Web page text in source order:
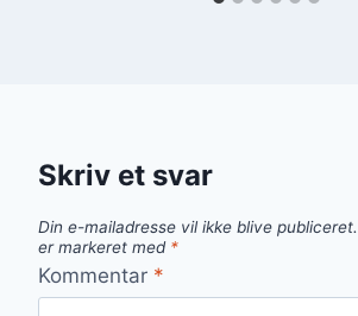
Skriv et svar
Din e-mailadresse vil ikke blive publiceret.
er markeret med *
Kommentar *